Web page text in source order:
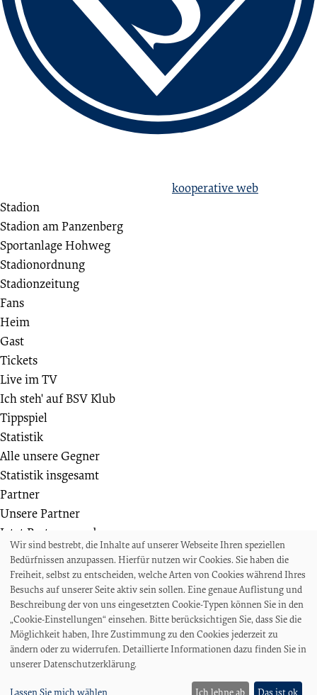
kooperative web
Stadion
Stadion am Panzenberg
Sportanlage Hohweg
Stadionordnung
Stadionzeitung
Fans
Heim
Gast
Tickets
Live im TV
Ich steh' auf BSV Klub
Tippspiel
Statistik
Alle unsere Gegner
Statistik insgesamt
Partner
Unsere Partner
Jetzt Partner werden
Weiteres
Die Bremer SV Fußballschule
Wir suchen
Auszeichnungen und Ehrungen
Projekte und Veranstaltungen
Akkreditierungen und Presseanfragen
Impressum
Datenschutz
Wir sind bestrebt, die Inhalte auf unserer Webseite Ihren speziellen
Bedürfnissen anzupassen. Hierfür nutzen wir Cookies. Sie haben die
Freiheit, selbst zu entscheiden, welche Arten von Cookies während Ihres
Besuchs auf unserer Seite aktiv sein sollen. Eine genaue Auflistung und
Beschreibung der von uns eingesetzten Cookie-Typen können Sie in den
„Cookie-Einstellungen“ einsehen. Bitte berücksichtigen Sie, dass Sie die
Möglichkeit haben, Ihre Zustimmung zu den Cookies jederzeit zu
ändern oder zu widerrufen. Detaillierte Informationen dazu finden Sie in
unserer Datenschutzerklärung.